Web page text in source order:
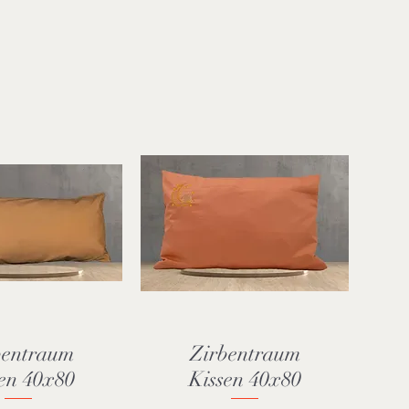
40x80
Schnellansicht
Zirbentraum
Kissen 40x80